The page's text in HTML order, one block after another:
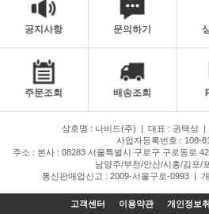
공지사항 문의하기
주문조회 배송조회
상호명 : 나비드(주) | 대표 : 권택상 |
사업자등록번호 : 108-
주소 : 본사 : 08283 서울특별시 구로구 구로동로
남양주/부천/안산/시흥/김포/
통신판매업신고 : 2009-서울구로-0993 |
고객센터 이용약관 개인정보